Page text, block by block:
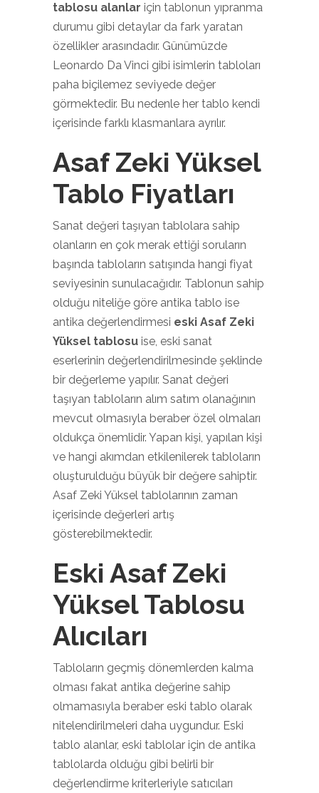
tablosu alanlar için tablonun yıpranma
durumu gibi detaylar da fark yaratan
özellikler arasındadır. Günümüzde
Leonardo Da Vinci gibi isimlerin tabloları
paha biçilemez seviyede değer
görmektedir. Bu nedenle her tablo kendi
içerisinde farklı klasmanlara ayrılır.
Asaf Zeki Yüksel
Tablo Fiyatları
Sanat değeri taşıyan tablolara sahip
olanların en çok merak ettiği soruların
başında tabloların satışında hangi fiyat
seviyesinin sunulacağıdır. Tablonun sahip
olduğu niteliğe göre antika tablo ise
antika değerlendirmesi eski Asaf Zeki
Yüksel tablosu ise, eski sanat
eserlerinin değerlendirilmesinde şeklinde
bir değerleme yapılır. Sanat değeri
taşıyan tabloların alım satım olanağının
mevcut olmasıyla beraber özel olmaları
oldukça önemlidir. Yapan kişi, yapılan kişi
ve hangi akımdan etkilenilerek tabloların
oluşturulduğu büyük bir değere sahiptir.
Asaf Zeki Yüksel tablolarının zaman
içerisinde değerleri artış
gösterebilmektedir.
Eski Asaf Zeki
Yüksel Tablosu
Alıcıları
Tabloların geçmiş dönemlerden kalma
olması fakat antika değerine sahip
olmamasıyla beraber eski tablo olarak
nitelendirilmeleri daha uygundur. Eski
tablo alanlar, eski tablolar için de antika
tablolarda olduğu gibi belirli bir
değerlendirme kriterleriyle satıcıları